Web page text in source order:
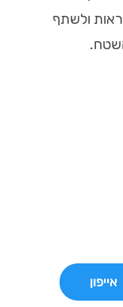
ולשתף
אייפון